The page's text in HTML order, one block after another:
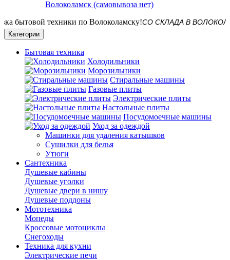
Волоколамск (самовывоза нет)
СО СКЛАДА В ВОЛОКОЛАМСКЕ!
Категории
Бытовая техника
Холодильники
Морозильники
Стиральные машины
Газовые плиты
Электрические плиты
Настольные плиты
Посудомоечные машины
Уход за одеждой
Машинки для удаления катышков
Сушилки для белья
Утюги
Сантехника
Душевые кабины
Душевые уголки
Душевые двери в нишу
Душевые поддоны
Мототехника
Мопеды
Кроссовые мотоциклы
Снегоходы
Техника для кухни
Электрические печи